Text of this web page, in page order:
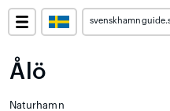
Ålö
Naturhamn